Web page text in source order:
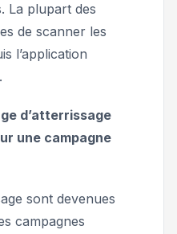
La plupart des
de scanner les
l’application
d’atterrissage
une campagne
sont devenues
campagnes